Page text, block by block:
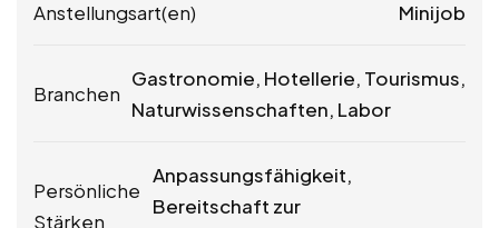
Anstellungsart(en) Minijob
Branchen
Gastronomie, Hotellerie, Tourismus,
Naturwissenschaften, Labor
Persönliche
Stärken
Anpassungsfähigkeit,
Bereitschaft zur